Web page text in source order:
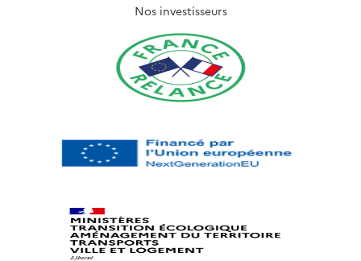
Nos investisseurs